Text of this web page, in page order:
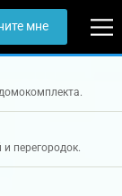
мне
перегородок.